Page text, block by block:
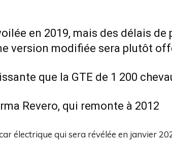
en 2019, mais des délais
version modifiée sera plutôt
que la GTE de 1 200
Revero, qui remonte à 2012
électrique qui sera révélée en janvier